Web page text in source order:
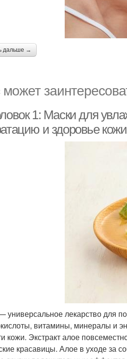
дальше →
1: Маски для
и здоровье кожи
универсальное лекарство для
витамины, минералы и
кожи. Экстракт алое
красавицы. Алое в уходе за